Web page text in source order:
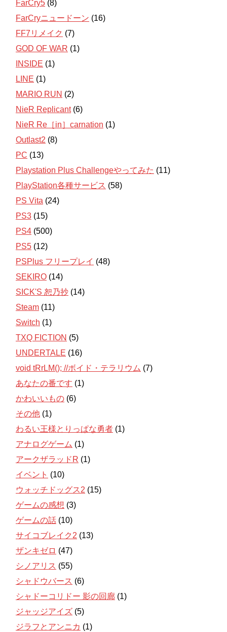
FarCry5 (8)
FarCryニュードーン (16)
FF7リメイク (7)
GOD OF WAR (1)
INSIDE (1)
LINE (1)
MARIO RUN (2)
NieR Replicant(6)
NieR Re［in］carnation (1)
Outlast2 (8)
PC (13)
Playstation Plus Challengeやってみた (11)
PlayStation各種サービス (58)
PS Vita (24)
PS3 (15)
PS4 (500)
PS5 (12)
PSPlus フリープレイ (48)
SEKIRO (14)
SICK'S 恕乃抄 (14)
Steam (11)
Switch (1)
TXQ FICTION (5)
UNDERTALE (16)
void tRrLM(); //ボイド・テラリウム (7)
あなたの番です (1)
かわいいもの (6)
その他 (1)
わるい王様とりっぱな勇者 (1)
アナログゲーム (1)
アークザラッドR (1)
イベント (10)
ウォッチドッグス2 (15)
ゲームの感想 (3)
ゲームの話 (10)
サイコブレイク2 (13)
ザンキゼロ (47)
シノアリス (55)
シャドウバース (6)
シャドーコリドー 影の回廊 (1)
ジャッジアイズ (5)
ジラフとアンニカ (1)